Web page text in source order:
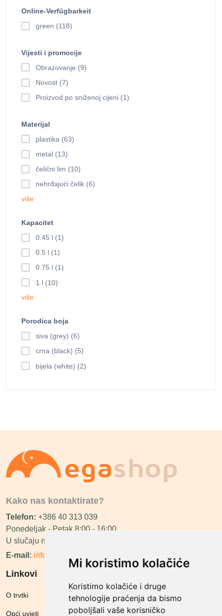
Mi koristimo kolačiće
Koristimo kolačiće i druge
tehnologije praćenja da bismo
poboljšali vaše korisničko
Online-Verfügbarkeit
green (118)
Vijesti i promocije
Obrazovanje (9)
Novost (7)
Proizvod po sniženoj cijeni (1)
Materijal
plastika (63)
metal (13)
čelični lim (10)
nehrđajući čelik (6)
više
Kapacitet
0.45 l (1)
0.5 l (1)
0.75 l (1)
1 l (10)
više
Porodica boja
siva (grey) (6)
crna (black) (5)
bijela (white) (2)
Kako nas kontaktirate?
Telefon: +386 40 313 039
Ponedeljak - Petak 8:00 - 16:00
U slučaju neraspoloživosti ćemo vas nazvati.
E-mail: info@megashop.hr
Linkovi
O trvtki
Opći uvjeti